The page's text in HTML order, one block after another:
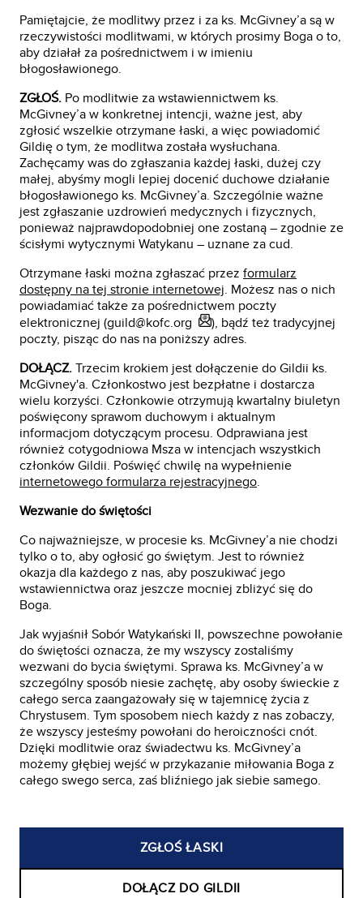
Pamiętajcie, że modlitwy przez i za ks. McGivney’a są w
rzeczywistości modlitwami, w których prosimy Boga o to,
aby działał za pośrednictwem i w imieniu
błogosławionego.
ZGŁOŚ. Po modlitwie za wstawiennictwem ks.
McGivney’a w konkretnej intencji, ważne jest, aby
zgłosić wszelkie otrzymane łaski, a więc powiadomić
Gildię o tym, że modlitwa została wysłuchana.
Zachęcamy was do zgłaszania każdej łaski, dużej czy
małej, abyśmy mogli lepiej docenić duchowe działanie
błogosławionego ks. McGivney’a. Szczególnie ważne
jest zgłaszanie uzdrowień medycznych i fizycznych,
ponieważ najprawdopodobniej one zostaną – zgodnie ze
ścisłymi wytycznymi Watykanu – uznane za cud.
Otrzymane łaski można zgłaszać przez formularz
dostępny na tej stronie internetowej. Możesz nas o nich
powiadamiać także za pośrednictwem poczty
elektronicznej (guild@kofc.org
), bądź też tradycyjnej
poczty, pisząc do nas na poniższy adres.
DOŁĄCZ.Trzecim krokiem jest dołączenie do Gildii ks.
McGivney'a. Członkostwo jest bezpłatne i dostarcza
wielu korzyści. Członkowie otrzymują kwartalny biuletyn
poświęcony sprawom duchowym i aktualnym
informacjom dotyczącym procesu. Odprawiana jest
również cotygodniowa Msza w intencjach wszystkich
członków Gildii. Poświęć chwilę na wypełnienie
internetowego formularza rejestracyjnego.
Wezwanie do świętości
Co najważniejsze, w procesie ks. McGivney’a nie chodzi
tylko o to, aby ogłosić go świętym. Jest to również
okazja dla każdego z nas, aby poszukiwać jego
wstawiennictwa oraz jeszcze mocniej zbliżyć się do
Boga.
Jak wyjaśnił Sobór Watykański II, powszechne powołanie
do świętości oznacza, że my wszyscy zostaliśmy
wezwani do bycia świętymi. Sprawa ks. McGivney’a w
szczególny sposób niesie zachętę, aby osoby świeckie z
całego serca zaangażowały się w tajemnicę życia z
Chrystusem. Tym sposobem niech każdy z nas zobaczy,
że wszyscy jesteśmy powołani do heroiczności cnót.
Dzięki modlitwie oraz świadectwu ks. McGivney’a
możemy głębiej wejść w przykazanie miłowania Boga z
całego swego serca, zaś bliźniego jak siebie samego.
ZGŁOŚ ŁASKI
DOŁĄCZ DO GILDII